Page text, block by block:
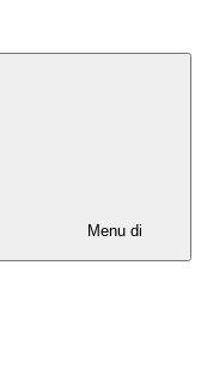
Menu di